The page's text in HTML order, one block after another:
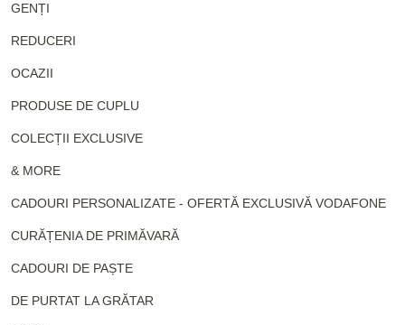
GENȚI
REDUCERI
OCAZII
PRODUSE DE CUPLU
COLECȚII EXCLUSIVE
& MORE
CADOURI PERSONALIZATE - OFERTĂ EXCLUSIVĂ VODAFONE
CURĂȚENIA DE PRIMĂVARĂ
CADOURI DE PAȘTE
DE PURTAT LA GRĂTAR